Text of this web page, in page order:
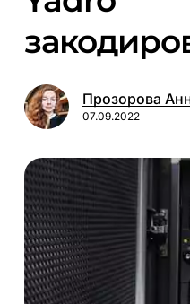
Прозорова
07.09.2022